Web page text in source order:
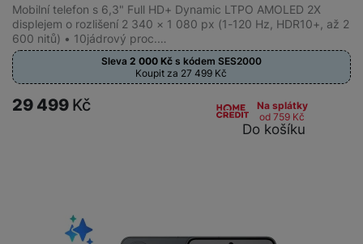
Mobilní telefon s 6,3" Full HD+ Dynamic LTPO AMOLED 2X
displejem o rozlišení 2 340 × 1 080 px (1-120 Hz, HDR10+, až 2
600 nitů) • 10jádrový proc.…
Sleva 2 000 Kčs kódem SES2000
Koupit za 27 499 Kč
29 499 Kč
Na splátky
od 759 Kč
Do košíku